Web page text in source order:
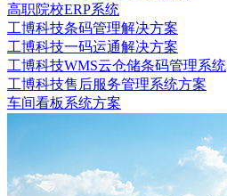
高职院校ERP系统
工博科技条码管理解决方案
工博科技一码运通解决方案
工博科技WMS云仓储条码管理系统
工博科技售后服务管理系统方案
车间看板系统方案